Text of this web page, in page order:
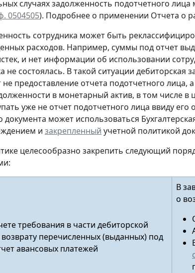
случаях задолженность подотчетного
0504505). Подробнее о применении Отчета о
сотрудника может быть
расходов. Например, суммы под отчет
и нет информации об использовании
не состоялась. В такой ситуации дебиторская
предоставление отчета подотчетного лица,
в монетарный актив, в том числе в
уже не отчет подотчетного лица ввиду
документа может использоваться
и закрепленный учетной политикой
целесообразно закрепить следующий
требования в части дебиторской
перечисленных (выданных) под
авансовых платежей
В
о